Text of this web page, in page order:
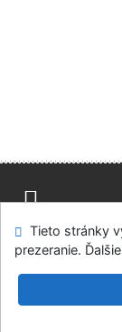
Mapa stránok
Modul
Knižnica
Tieto stránky
prezeranie.